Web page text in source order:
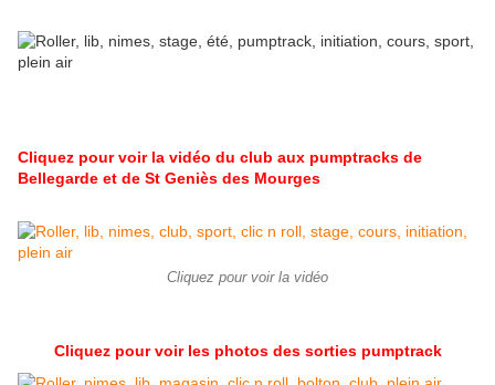
Cliquez pour voir la vidéo du club aux pumptracks de
Bellegarde et de St Geniès des Mourges
Cliquez pour voir la vidéo
Cliquez pour voir les photos des sorties pumptrack